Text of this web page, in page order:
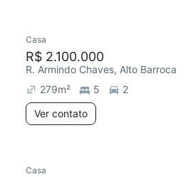
Casa
R$ 2.100.000
R. Armindo Chaves, Alto Barroca
279m² 5
2
Ver contato
Casa